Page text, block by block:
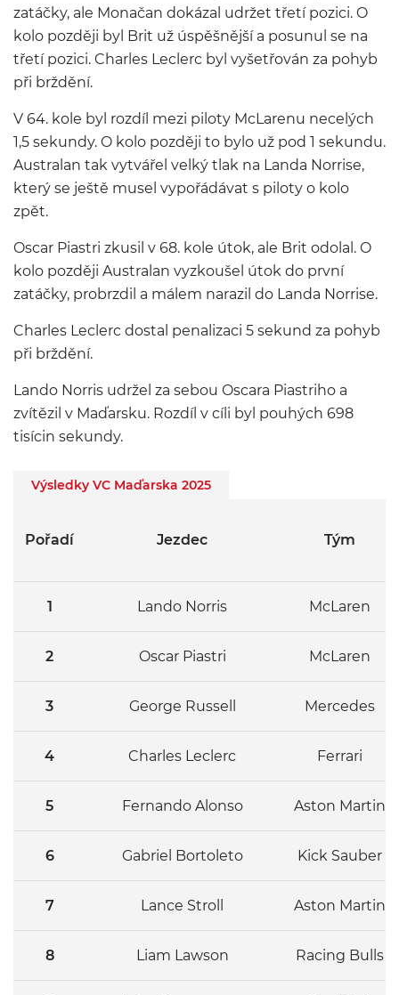
zatáčky, ale Monačan dokázal udržet třetí pozici. O
kolo později byl Brit už úspěšnější a posunul se na
třetí pozici. Charles Leclerc byl vyšetřován za pohyb
při brždění.
V 64. kole byl rozdíl mezi piloty McLarenu necelých
1,5 sekundy. O kolo později to bylo už pod 1 sekundu.
Australan tak vytvářel velký tlak na Landa Norrise,
který se ještě musel vypořádávat s piloty o kolo
zpět.
Oscar Piastri zkusil v 68. kole útok, ale Brit odolal. O
kolo později Australan vyzkoušel útok do první
zatáčky, probrzdil a málem narazil do Landa Norrise.
Charles Leclerc dostal penalizaci 5 sekund za pohyb
při brždění.
Lando Norris udržel za sebou Oscara Piastriho a
zvítězil v Maďarsku. Rozdíl v cíli byl pouhých 698
tisícin sekundy.
Výsledky VC Maďarska 2025
Pořadí Jezdec Tým
1 Lando Norris McLaren
2 Oscar Piastri McLaren
3 George Russell Mercedes
4 Charles Leclerc Ferrari
5 Fernando Alonso Aston Martin
6 Gabriel Bortoleto Kick Sauber
7 Lance Stroll Aston Martin
8 Liam Lawson Racing Bulls